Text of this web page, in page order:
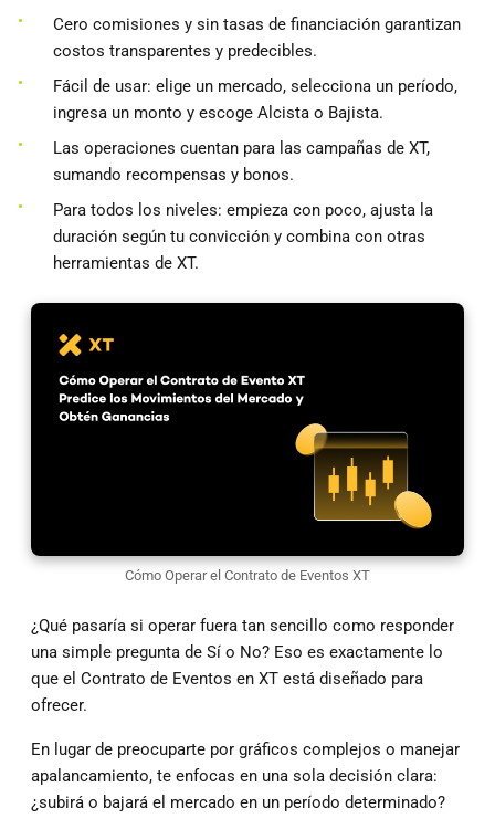
Cero comisiones y sin tasas de financiación garantizan
costos transparentes y predecibles.
Fácil de usar: elige un mercado, selecciona un período,
ingresa un monto y escoge Alcista o Bajista.
Las operaciones cuentan para las campañas de XT,
sumando recompensas y bonos.
Para todos los niveles: empieza con poco, ajusta la
duración según tu convicción y combina con otras
herramientas de XT.
Cómo Operar el Contrato de Eventos XT
¿Qué pasaría si operar fuera tan sencillo como responder
una simple pregunta de Sí o No? Eso es exactamente lo
que el Contrato de Eventos en XT está diseñado para
ofrecer.
En lugar de preocuparte por gráficos complejos o manejar
apalancamiento, te enfocas en una sola decisión clara:
¿subirá o bajará el mercado en un período determinado?